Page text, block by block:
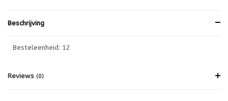
Beschrijving
Besteleenheid: 12
Reviews (0)